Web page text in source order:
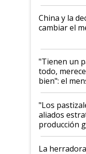
China y la
cambiar el
"Tienen un
todo,
bien": el
ganadera
para el agro
foco en la
"Los
aliados
producción
la iniciativa
La